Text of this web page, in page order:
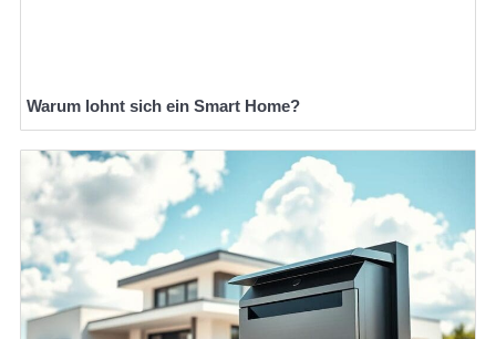
Warum lohnt sich ein Smart Home?